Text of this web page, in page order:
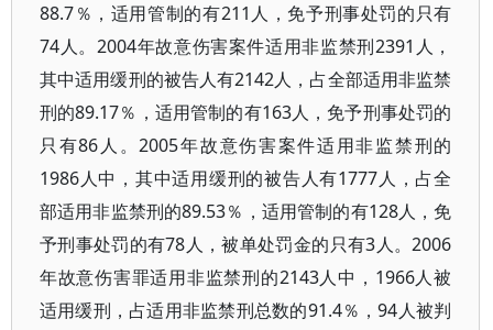
88.7％，适用管制的有211人，免予刑事处罚的只有
74人。2004年故意伤害案件适用非监禁刑2391人，
其中适用缓刑的被告人有2142人，占全部适用非监禁
刑的89.17％，适用管制的有163人，免予刑事处罚的
只有86人。2005年故意伤害案件适用非监禁刑的
1986人中，其中适用缓刑的被告人有1777人，占全
部适用非监禁刑的89.53％，适用管制的有128人，免
予刑事处罚的有78人，被单处罚金的只有3人。2006
年故意伤害罪适用非监禁刑的2143人中，1966人被
适用缓刑，占适用非监禁刑总数的91.4％，94人被判